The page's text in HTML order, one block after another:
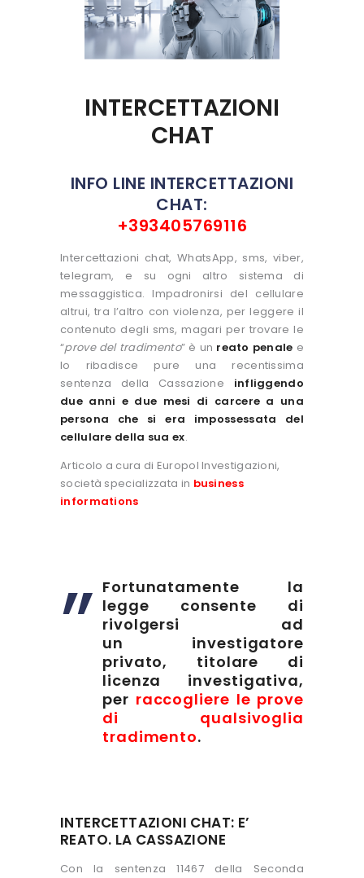
INTERCETTAZIONI
CHAT
INFO LINE INTERCETTAZIONI
CHAT:
+393405769116
Intercettazioni chat, WhatsApp, sms, viber,
telegram, e su ogni altro sistema di
messaggistica. Impadronirsi del cellulare
altrui, tra l’altro con violenza, per leggere il
contenuto degli sms, magari per trovare le
“prove del tradimento” è un reato penale e
lo ribadisce pure una recentissima
sentenza della Cassazione infliggendo
due anni e due mesi di carcere a una
persona che si era impossessata del
cellulare della sua ex.
Articolo a cura di Europol Investigazioni,
società specializzata in business
informations
Fortunatamente la
legge consente di
rivolgersi ad
un investigatore
privato, titolare di
licenza investigativa,
per raccogliere le prove
di qualsivoglia
tradimento.
INTERCETTAZIONI CHAT: E’
REATO. LA CASSAZIONE
Con la sentenza 11467 della Seconda